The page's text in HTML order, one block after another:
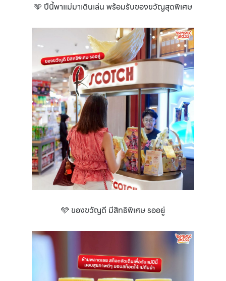
🩵 ปีนี้พาแม่มาเดินเล่น พร้อมรับของขวัญสุดพิเศษ
🩵 ของขวัญดี มีสิทธิพิเศษ รออยู่